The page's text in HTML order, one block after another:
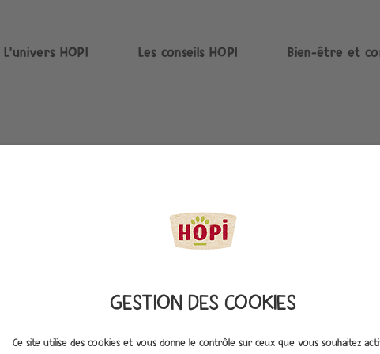
GESTION DES COOKIES
Ce site utilise des cookies et vous donne le contrôle sur ceux que vous souhaitez
L'univers HOPI Les conseils HOPI Bien-être et
POUR CHIENS ET